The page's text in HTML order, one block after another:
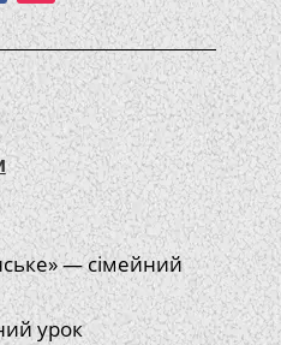
— сімейний
урок